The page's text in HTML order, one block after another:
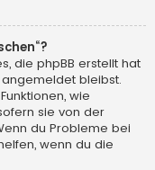
die phpBB erstellt hat
bleibst.
wie
sie von der
du Probleme bei
wenn du die